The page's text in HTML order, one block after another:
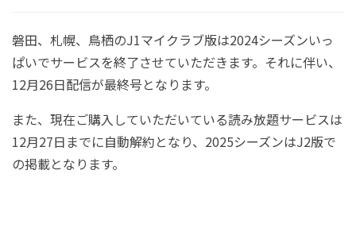
磐田、札幌、鳥栖のJ1マイクラブ版は2024シーズンいっ
ぱいでサービスを終了させていただきます。それに伴い、
12月26日配信が最終号となります。
また、現在ご購入していただいている読み放題サービスは
12月27日までに自動解約となり、2025シーズンはJ2版で
の掲載となります。